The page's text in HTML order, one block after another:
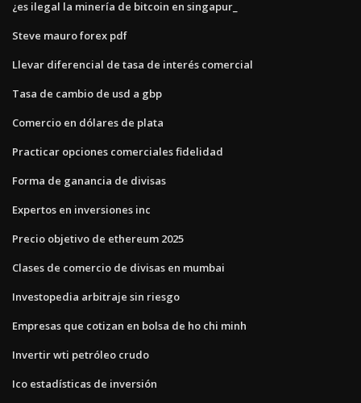
¿es ilegal la minería de bitcoin en singapur_
Steve mauro forex pdf
Llevar diferencial de tasa de interés comercial
Tasa de cambio de usd a gbp
Comercio en dólares de plata
Practicar opciones comerciales fidelidad
Forma de ganancia de divisas
Expertos en inversiones inc
Precio objetivo de ethereum 2025
Clases de comercio de divisas en mumbai
Investopedia arbitraje sin riesgo
Empresas que cotizan en bolsa de ho chi minh
Invertir wti petróleo crudo
Ico estadísticas de inversión